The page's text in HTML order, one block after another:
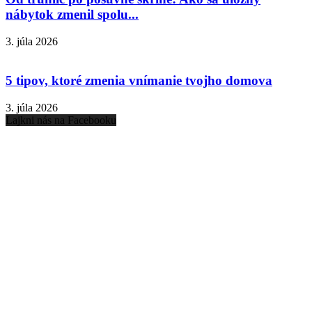
nábytok zmenil spolu...
3. júla 2026
5 tipov, ktoré zmenia vnímanie tvojho domova
3. júla 2026
Lajkni nás na Facebooku